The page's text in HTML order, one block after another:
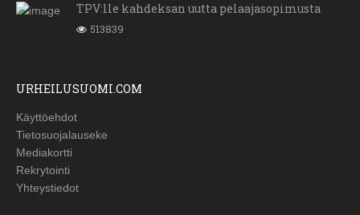
TPV:lle kahdeksan uutta pelaajasopimusta
513839
URHEILUSUOMI.COM
Käyttöehdot
Tietosuojalauseke
Mediakortti
Rekrytointi
Yhteystiedot